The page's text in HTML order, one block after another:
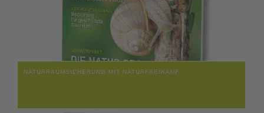
NATURRAUMSICHERUNG MIT NATURFREIKAUF